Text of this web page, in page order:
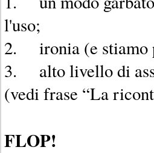
l'uso;
2. ironia (e stiamo
3. alto livello di
(vedi frase “La
FLOP!